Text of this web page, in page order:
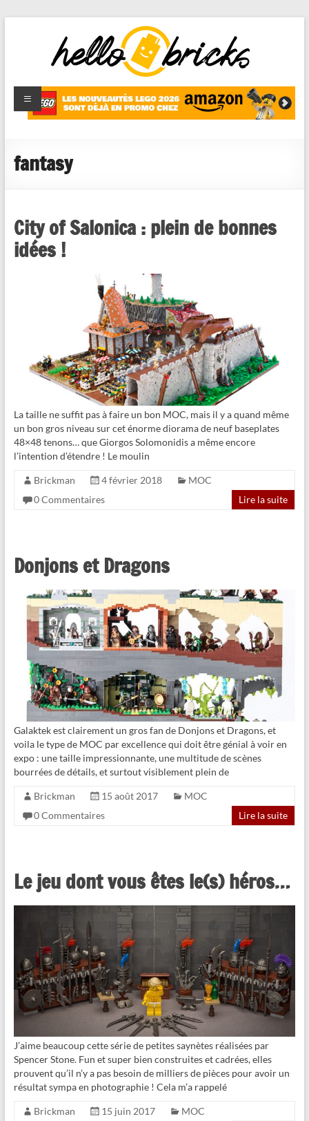
HelloBricks
Blog LEGO,
nouveaut�s
reviews
fantasy
City of Salonica : plein de bonnes
idées !
La taille ne suffit pas à faire un bon MOC, mais il y a quand même
un bon gros niveau sur cet énorme diorama de neuf baseplates
48×48 tenons… que Giorgos Solomonidis a même encore
l’intention d’étendre ! Le moulin
Brickman 4 février 2018
MOC
0 Commentaires
Lire la suite
Donjons et Dragons
Galaktek est clairement un gros fan de Donjons et Dragons, et
voila le type de MOC par excellence qui doit être génial à voir en
expo : une taille impressionnante, une multitude de scènes
bourrées de détails, et surtout visiblement plein de
Brickman 15 août 2017
MOC
0 Commentaires
Lire la suite
Le jeu dont vous êtes le(s) héros…
J’aime beaucoup cette série de petites saynètes réalisées par
Spencer Stone. Fun et super bien construites et cadrées, elles
prouvent qu’il n’y a pas besoin de milliers de pièces pour avoir un
résultat sympa en photographie ! Cela m’a rappelé
Brickman 15 juin 2017
MOC